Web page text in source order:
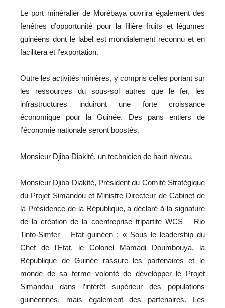
Le port minéralier de Morébaya ouvrira également des
fenêtres d’opportunité pour la filière fruits et légumes
guinéens dont le label est mondialement reconnu et en
facilitera et l’exportation.
Outre les activités minières, y compris celles portant sur
les ressources du sous-sol autres que le fer, les
infrastructures induiront une forte croissance
économique pour la Guinée. Des pans entiers de
l’économie nationale seront boostés.
Monsieur Djiba Diakité, un technicien de haut niveau.
Monsieur Djiba Diakité, Président du Comité Stratégique
du Projet Simandou et Ministre Directeur de Cabinet de
la Présidence de la République, a déclaré à la signature
de la création de la coentreprise tripartite WCS – Rio
Tinto-Simfer – Etat guinéen : « Sous le leadership du
Chef de l’Etat, le Colonel Mamadi Doumbouya, la
République de Guinée rassure les partenaires et le
monde de sa ferme volonté de développer le Projet
Simandou dans l’intérêt supérieur des populations
guinéennes, mais également des partenaires. Les